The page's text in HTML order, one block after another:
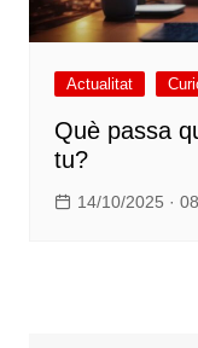
Actualitat
Què passa
tu?
14/10/2025 ·